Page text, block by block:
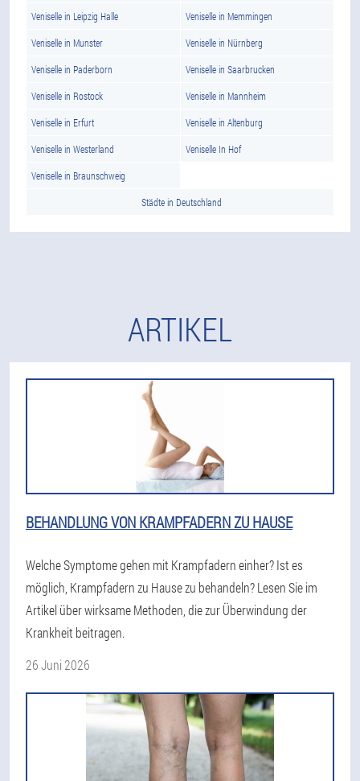
Veniselle in Leipzig Halle Veniselle in Memmingen
Veniselle in Munster Veniselle in Nürnberg
Veniselle in Paderborn Veniselle in Saarbrucken
Veniselle in Rostock Veniselle in Mannheim
Veniselle in Erfurt Veniselle in Altenburg
Veniselle in Westerland Veniselle In Hof
Veniselle in Braunschweig
Städte in Deutschland
ARTIKEL
BEHANDLUNG VON KRAMPFADERN ZU HAUSE
Welche Symptome gehen mit Krampfadern einher? Ist es
möglich, Krampfadern zu Hause zu behandeln? Lesen Sie im
Artikel über wirksame Methoden, die zur Überwindung der
Krankheit beitragen.
26 Juni 2026